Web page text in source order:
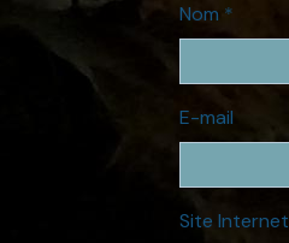
Nom
E-mail
Site Internet